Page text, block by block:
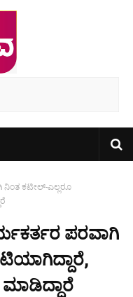
ನಿಂತ ಕಟೀಲ್-ಎಲ್ಲರೂ
ಪರವಾಗಿ